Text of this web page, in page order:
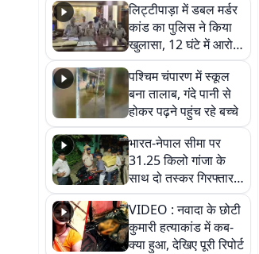
लिट्टीपाड़ा में डबल मर्डर
कांड का पुलिस ने किया
खुलासा, 12 घंटे में आरोपी
गिरफ्तार
पश्चिम चंपारण में स्कूल
बना तालाब, गंदे पानी से
होकर पढ़ने पहुंच रहे बच्चे
भारत-नेपाल सीमा पर
31.25 किलो गांजा के
साथ दो तस्कर गिरफ्तार,
नेपाली नंबर की बाइक
जब्त
VIDEO : नवादा के छोटी
कुमारी हत्याकांड में कब-
क्या हुआ, देखिए पूरी रिपोर्ट